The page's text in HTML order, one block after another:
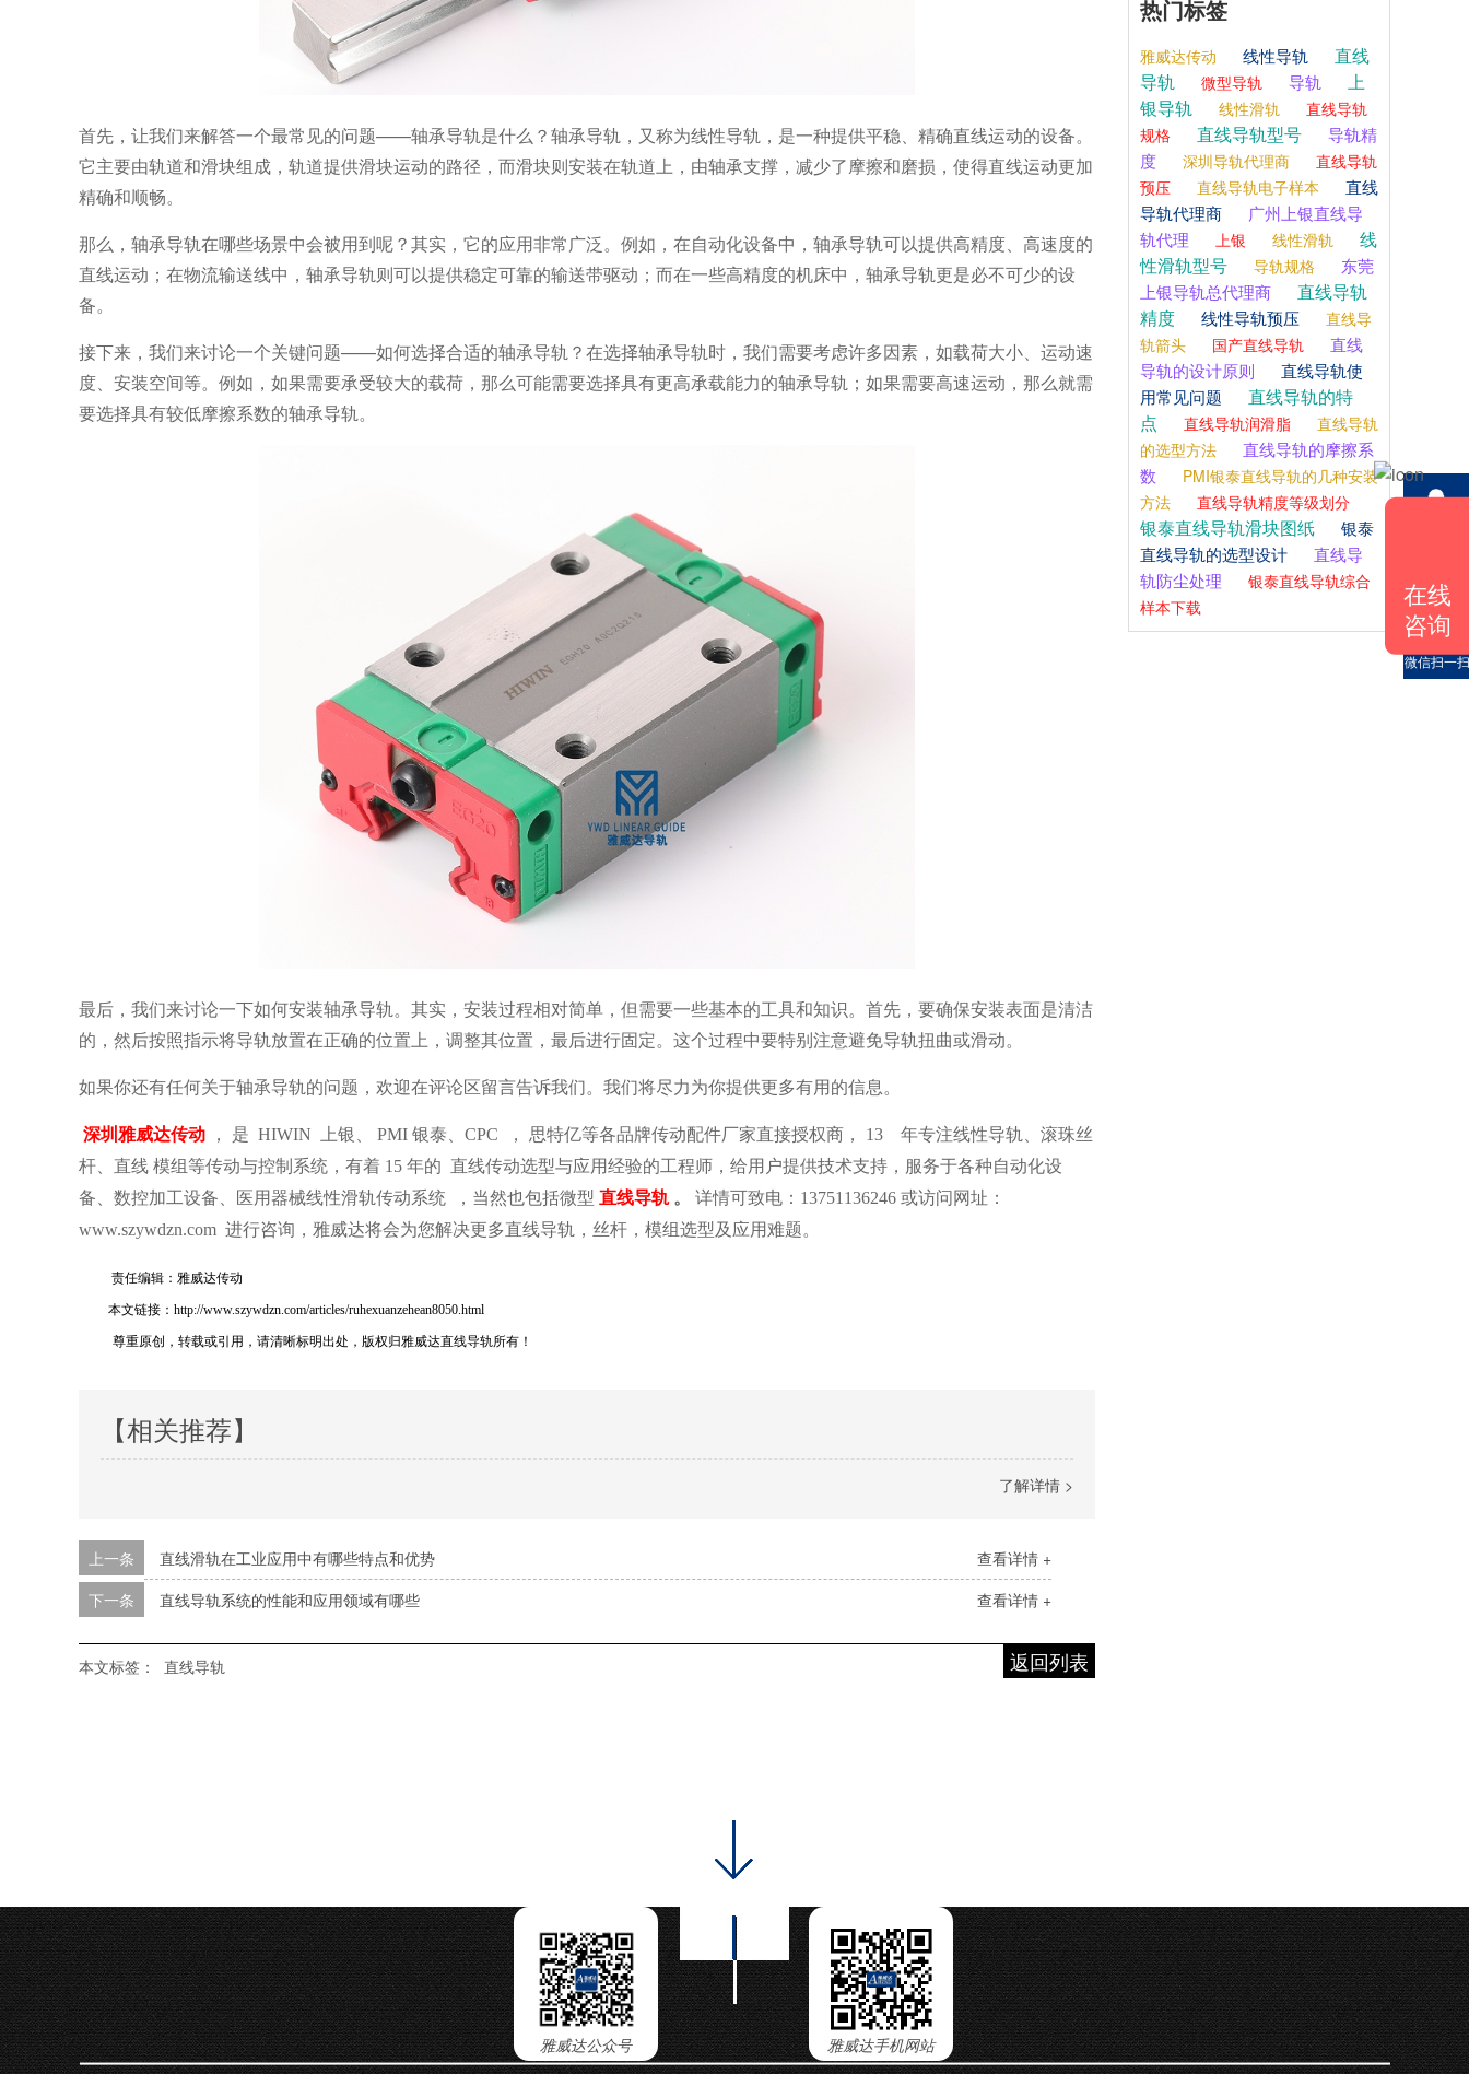
首先，让我们来解答一个最常见的问题——轴承导轨是什么？轴承导轨，又称为线性导轨，是一种提供平稳、精确直线运动的设备。
它主要由轨道和滑块组成，轨道提供滑块运动的路径，而滑块则安装在轨道上，由轴承支撑，减少了摩擦和磨损，使得直线运动更加
精确和顺畅。
那么，轴承导轨在哪些场景中会被用到呢？其实，它的应用非常广泛。例如，在自动化设备中，轴承导轨可以提供高精度、高速度的
直线运动；在物流输送线中，轴承导轨则可以提供稳定可靠的输送带驱动；而在一些高精度的机床中，轴承导轨更是必不可少的设
备。
接下来，我们来讨论一个关键问题——如何选择合适的轴承导轨？在选择轴承导轨时，我们需要考虑许多因素，如载荷大小、运动速
度、安装空间等。例如，如果需要承受较大的载荷，那么可能需要选择具有更高承载能力的轴承导轨；如果需要高速运动，那么就需
要选择具有较低摩擦系数的轴承导轨。
最后，我们来讨论一下如何安装轴承导轨。其实，安装过程相对简单，但需要一些基本的工具和知识。首先，要确保安装表面是清洁
的，然后按照指示将导轨放置在正确的位置上，调整其位置，最后进行固定。这个过程中要特别注意避免导轨扭曲或滑动。
如果你还有任何关于轴承导轨的问题，欢迎在评论区留言告诉我们。我们将尽力为你提供更多有用的信息。
深圳雅威达传动 ， 是 HIWIN 上银、 PMI 银泰、 CPC ， 思特亿等各品牌传动配件厂家直接授权商， 13
年专注线性导轨、滚珠丝
杆、直线 模组等传动与控制系统，有着 15 年的 直线传动选型与应用经验的工程师，给用户提供技术支持，服务于各种自动化设
备、数控加工设备、医用器械线性滑轨传动系统
，当然也包括微型 直线导轨。 详情可致电： 13751136246 或访问网址：
www.szywdzn.com 进行咨询，雅威达将会为您解决更多直线导轨，丝杆，模组选型及应用难题。
责任编辑：雅威达传动
本文链接：http://www.szywdzn.com/articles/ruhexuanzehean8050.html
尊重原创，转载或引用，请清晰标明出处，版权归雅威达直线导轨所有！
【相关推荐】
了解详情 >
查看详情 +
上一条
直线滑轨在工业应用中有哪些特点和优势
查看详情 +
下一条 直线导轨系统的性能和应用领域有哪些
返回列表
本文标签： 直线导轨
热门标签
雅威达传动 线性导轨
直线
导轨
微型导轨 导轨
上
银导轨
线性滑轨
直线导轨
规格
直线导轨型号
导轨精
度
深圳导轨代理商
直线导轨
预压
直线导轨电子样本
直线
导轨代理商
广州上银直线导
轨代理
上银 线性滑轨
线
性滑轨型号
导轨规格
东莞
上银导轨总代理商
直线导轨
精度
线性导轨预压
直线导
轨箭头
国产直线导轨
直线
导轨的设计原则
直线导轨使
用常见问题
直线导轨的特
点
直线导轨润滑脂
直线导轨
的选型方法
直线导轨的摩擦系
数
PMI银泰直线导轨的几种安装
方法
直线导轨精度等级划分
银泰直线导轨滑块图纸
银泰
直线导轨的选型设计
直线导
轨防尘处理
银泰直线导轨综合
样本下载
雅威达手机网站
雅威达公众号
咨询电话
微信扫一扫
在线
咨询